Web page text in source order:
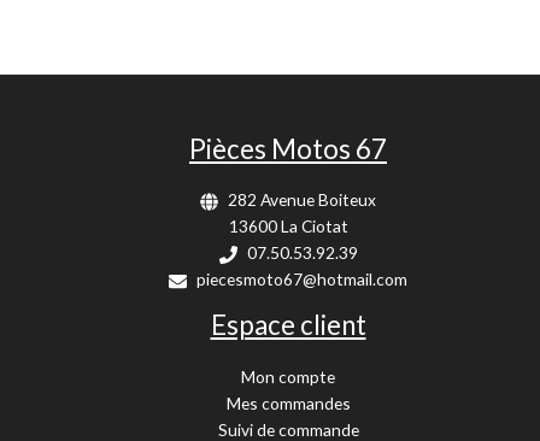
Pièces Motos 67
282 Avenue Boiteux
13600 La Ciotat
07.50.53.92.39
piecesmoto67@hotmail.com
Espace client
Mon compte
Mes commandes
Suivi de commande